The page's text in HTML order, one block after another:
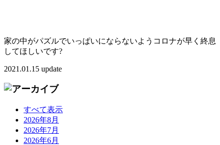
家の中がパズルでいっぱいにならないようコロナが早く終息
してほしいです?
2021.01.15 update
すべて表示
2026年8月
2026年7月
2026年6月